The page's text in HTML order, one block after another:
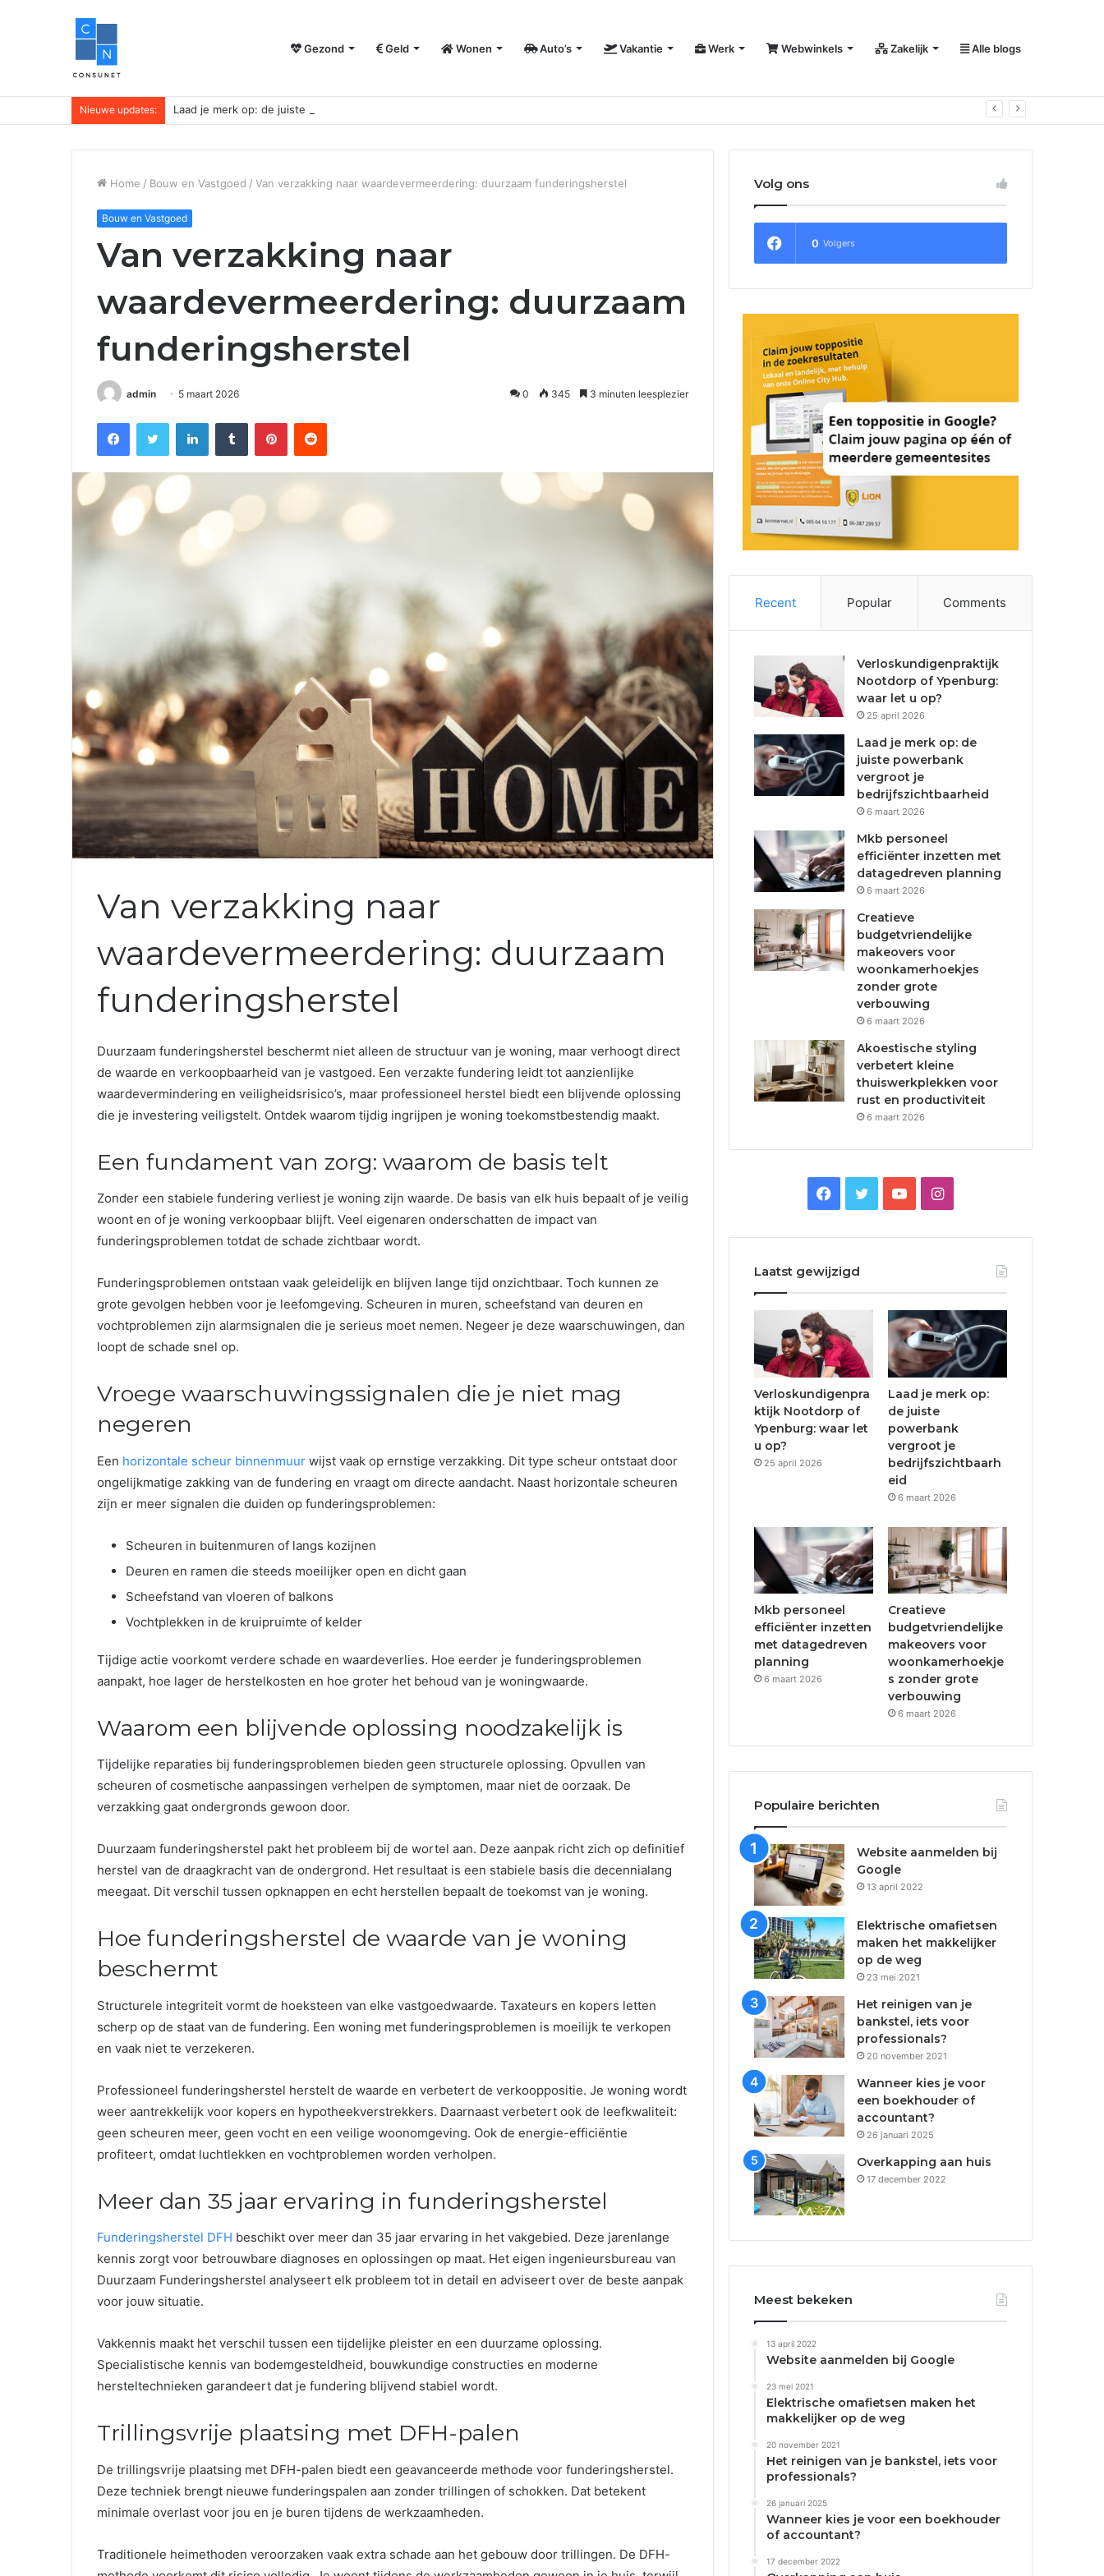
Gezond Geld Wonen Auto’s Vakantie Werk Webwinkels Zakelijk Alle blogs
Nieuwe updates: Laad je merk op: de juiste powerbank vergroot je bedrijfszichtbaarheid
Home / Bouw en Vastgoed / Van verzakking naar waardevermeerdering: duurzaam funderingsherstel
Bouw en Vastgoed
Van verzakking naar
waardevermeerdering: duurzaam
funderingsherstel
admin 5 maart 2026 0 345 3 minuten leesplezier
Van verzakking naar
waardevermeerdering: duurzaam
funderingsherstel
Duurzaam funderingsherstel beschermt niet alleen de structuur van je woning, maar verhoogt direct
de waarde en verkoopbaarheid van je vastgoed. Een verzakte fundering leidt tot aanzienlijke
waardevermindering en veiligheidsrisico’s, maar professioneel herstel biedt een blijvende oplossing
die je investering veiligstelt. Ontdek waarom tijdig ingrijpen je woning toekomstbestendig maakt.
Een fundament van zorg: waarom de basis telt
Zonder een stabiele fundering verliest je woning zijn waarde. De basis van elk huis bepaalt of je veilig
woont en of je woning verkoopbaar blijft. Veel eigenaren onderschatten de impact van
funderingsproblemen totdat de schade zichtbaar wordt.
Funderingsproblemen ontstaan vaak geleidelijk en blijven lange tijd onzichtbaar. Toch kunnen ze
grote gevolgen hebben voor je leefomgeving. Scheuren in muren, scheefstand van deuren en
vochtproblemen zijn alarmsignalen die je serieus moet nemen. Negeer je deze waarschuwingen, dan
loopt de schade snel op.
Vroege waarschuwingssignalen die je niet mag
negeren
Een horizontale scheur binnenmuur wijst vaak op ernstige verzakking. Dit type scheur ontstaat door
ongelijkmatige zakking van de fundering en vraagt om directe aandacht. Naast horizontale scheuren
zijn er meer signalen die duiden op funderingsproblemen:
Scheuren in buitenmuren of langs kozijnen
Deuren en ramen die steeds moeilijker open en dicht gaan
Scheefstand van vloeren of balkons
Vochtplekken in de kruipruimte of kelder
Tijdige actie voorkomt verdere schade en waardeverlies. Hoe eerder je funderingsproblemen
aanpakt, hoe lager de herstelkosten en hoe groter het behoud van je woningwaarde.
Waarom een blijvende oplossing noodzakelijk is
Tijdelijke reparaties bij funderingsproblemen bieden geen structurele oplossing. Opvullen van
scheuren of cosmetische aanpassingen verhelpen de symptomen, maar niet de oorzaak. De
verzakking gaat ondergronds gewoon door.
Duurzaam funderingsherstel pakt het probleem bij de wortel aan. Deze aanpak richt zich op definitief
herstel van de draagkracht van de ondergrond. Het resultaat is een stabiele basis die decennialang
meegaat. Dit verschil tussen opknappen en echt herstellen bepaalt de toekomst van je woning.
Hoe funderingsherstel de waarde van je woning
beschermt
Structurele integriteit vormt de hoeksteen van elke vastgoedwaarde. Taxateurs en kopers letten
scherp op de staat van de fundering. Een woning met funderingsproblemen is moeilijk te verkopen
en vaak niet te verzekeren.
Professioneel funderingsherstel herstelt de waarde en verbetert de verkooppositie. Je woning wordt
weer aantrekkelijk voor kopers en hypotheekverstrekkers. Daarnaast verbetert ook de leefkwaliteit:
geen scheuren meer, geen vocht en een veilige woonomgeving. Ook de energie-efficiëntie
profiteert, omdat luchtlekken en vochtproblemen worden verholpen.
Meer dan 35 jaar ervaring in funderingsherstel
Funderingsherstel DFH beschikt over meer dan 35 jaar ervaring in het vakgebied. Deze jarenlange
kennis zorgt voor betrouwbare diagnoses en oplossingen op maat. Het eigen ingenieursbureau van
Duurzaam Funderingsherstel analyseert elk probleem tot in detail en adviseert over de beste aanpak
voor jouw situatie.
Vakkennis maakt het verschil tussen een tijdelijke pleister en een duurzame oplossing.
Specialistische kennis van bodemgesteldheid, bouwkundige constructies en moderne
hersteltechnieken garandeert dat je fundering blijvend stabiel wordt.
Trillingsvrije plaatsing met DFH-palen
De trillingsvrije plaatsing met DFH-palen biedt een geavanceerde methode voor funderingsherstel.
Deze techniek brengt nieuwe funderingspalen aan zonder trillingen of schokken. Dat betekent
minimale overlast voor jou en je buren tijdens de werkzaamheden.
Traditionele heimethoden veroorzaken vaak extra schade aan het gebouw door trillingen. De DFH-
Volg ons
0 Volgers
Recent Popular Comments
Verloskundigenpraktijk
Nootdorp of Ypenburg:
waar let u op?
25 april 2026
Laad je merk op: de
juiste powerbank
vergroot je
bedrijfszichtbaarheid
6 maart 2026
Mkb personeel
efficiënter inzetten met
datagedreven planning
6 maart 2026
Creatieve
budgetvriendelijke
makeovers voor
woonkamerhoekjes
zonder grote
verbouwing
6 maart 2026
Akoestische styling
verbetert kleine
thuiswerkplekken voor
rust en productiviteit
6 maart 2026
e
b
o
o
k
t
r
T
u
b
e
I
t
a
g
r
a
m
Laatst gewijzigd
Verloskundigenpra
ktijk Nootdorp of
Ypenburg: waar let
u op?
25 april 2026
Laad je merk op:
de juiste
powerbank
vergroot je
bedrijfszichtbaarh
eid
6 maart 2026
Mkb personeel
efficiënter inzetten
met datagedreven
planning
6 maart 2026
Creatieve
budgetvriendelijke
makeovers voor
woonkamerhoekje
s zonder grote
verbouwing
6 maart 2026
Populaire berichten
Website aanmelden bij
Google
13 april 2022
Elektrische omafietsen
maken het makkelijker
op de weg
23 mei 2021
Het reinigen van je
bankstel, iets voor
professionals?
20 november 2021
Wanneer kies je voor
een boekhouder of
accountant?
26 januari 2025
Overkapping aan huis
17 december 2022
Meest bekeken
13 april 2022
Website aanmelden bij Google
23 mei 2021
Elektrische omafietsen maken het
makkelijker op de weg
20 november 2021
Het reinigen van je bankstel, iets voor
professionals?
26 januari 2025
Wanneer kies je voor een boekhouder
of accountant?
17 december 2022